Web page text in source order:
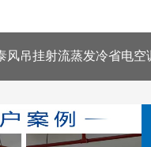
风吊挂射流蒸发冷省电空